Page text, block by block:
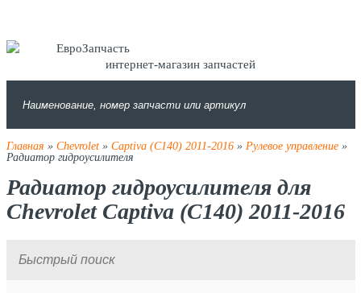
интернет-магазин запчастей
Главная » Chevrolet» Captiva (C140) 2011-2016» Рулевое управление»
Радиатор гидроусилителя
Радиатор гидроусилителя для
Chevrolet Captiva (C140) 2011-2016